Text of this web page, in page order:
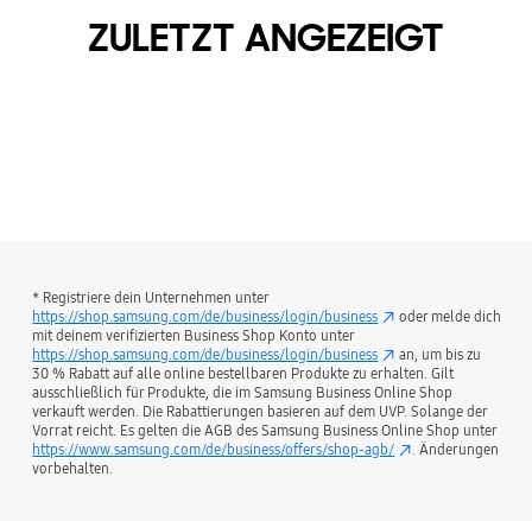
ZULETZT ANGEZEIGT
* Registriere dein Unternehmen unter
https://shop.samsung.com/de/business/login/business
oder melde dich
mit deinem verifizierten Business Shop Konto unter
https://shop.samsung.com/de/business/login/business
an, um bis zu
30 % Rabatt auf alle online bestellbaren Produkte zu erhalten. Gilt
ausschließlich für Produkte, die im Samsung Business Online Shop
verkauft werden. Die Rabattierungen basieren auf dem UVP. Solange der
Vorrat reicht. Es gelten die AGB des Samsung Business Online Shop unter
https://www.samsung.com/de/business/offers/shop-agb/
. Änderungen
vorbehalten.